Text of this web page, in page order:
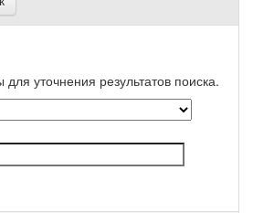
уточнения результатов поиска.